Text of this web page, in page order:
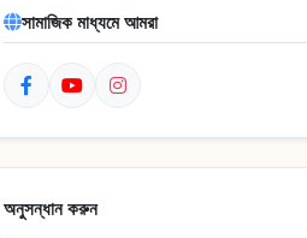
সামাজিক মাধ্যমে আমরা
অনুসন্ধান করুন